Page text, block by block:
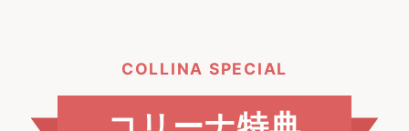
COLLINA SPECIAL